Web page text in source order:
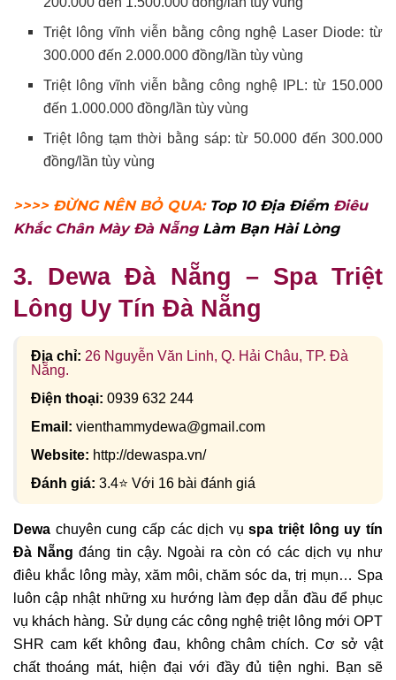
Triệt lông vĩnh viễn bằng công nghệ Laser Diode: từ
300.000 đến 2.000.000 đồng/lần tùy vùng
Triệt lông vĩnh viễn bằng công nghệ IPL: từ 150.000
đến 1.000.000 đồng/lần tùy vùng
Triệt lông tạm thời bằng sáp: từ 50.000 đến 300.000
đồng/lần tùy vùng
>>>> ĐỪNG NÊN BỎ QUA: Top 10 Địa Điểm Điêu
Khắc Chân Mày Đà Nẵng Làm Bạn Hài Lòng
3. Dewa Đà Nẵng – Spa Triệt
Lông Uy Tín Đà Nẵng
Địa chỉ: 26 Nguyễn Văn Linh, Q. Hải Châu, TP. Đà
Nẵng.
Điện thoại: 0939 632 244
Email: vienthammydewa@gmail.com
Website: http://dewaspa.vn/
Đánh giá: 3.4⭐ Với 16 bài đánh giá
Dewa chuyên cung cấp các dịch vụspa triệt lông uy tín
Đà Nẵng đáng tin cậy. Ngoài ra còn có các dịch vụ như
điêu khắc lông mày, xăm môi, chăm sóc da, trị mụn… Spa
luôn cập nhật những xu hướng làm đẹp dẫn đầu để phục
vụ khách hàng. Sử dụng các công nghệ triệt lông mới OPT
SHR cam kết không đau, không châm chích. Cơ sở vật
chất thoáng mát, hiện đại với đầy đủ tiện nghi. Bạn sẽ